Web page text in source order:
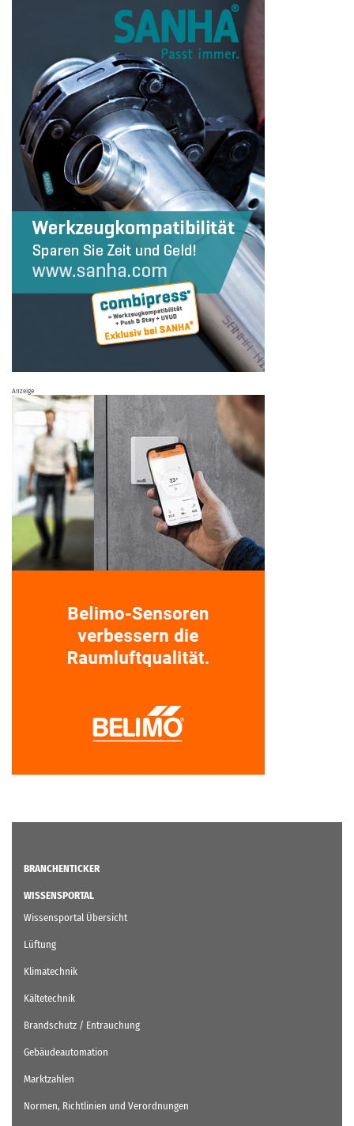
Anzeige
BRANCHENTICKER
WISSENSPORTAL
Wissensportal Übersicht
Lüftung
Klimatechnik
Kältetechnik
Brandschutz / Entrauchung
Gebäudeautomation
Marktzahlen
Normen, Richtlinien und Verordnungen